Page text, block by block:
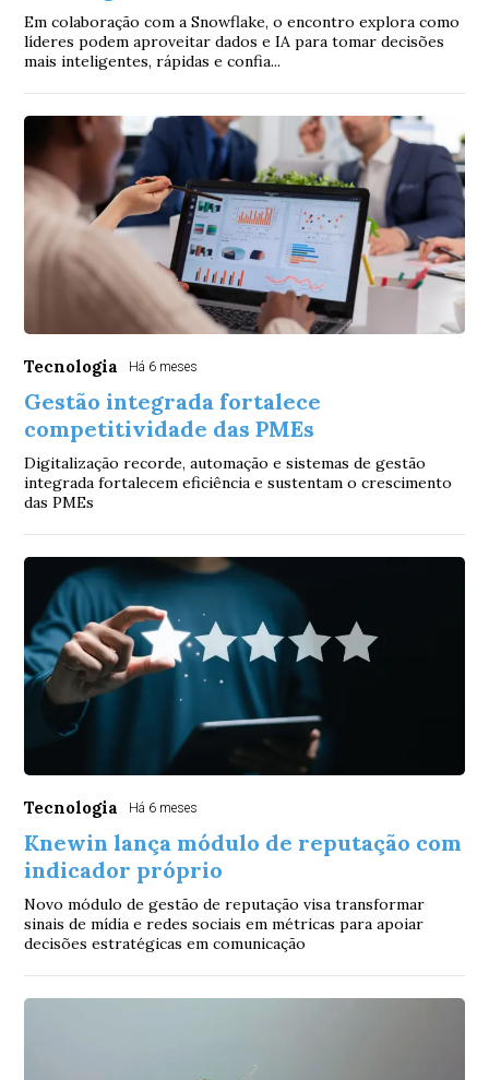
Em colaboração com a Snowflake, o encontro explora como
líderes podem aproveitar dados e IA para tomar decisões
mais inteligentes, rápidas e confia...
Tecnologia Há 6 meses
Gestão integrada fortalece
competitividade das PMEs
Digitalização recorde, automação e sistemas de gestão
integrada fortalecem eficiência e sustentam o crescimento
das PMEs
Tecnologia Há 6 meses
Knewin lança módulo de reputação com
indicador próprio
Novo módulo de gestão de reputação visa transformar
sinais de mídia e redes sociais em métricas para apoiar
decisões estratégicas em comunicação